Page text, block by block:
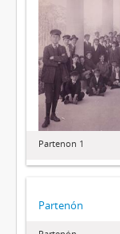
Partenon 1
Partenón